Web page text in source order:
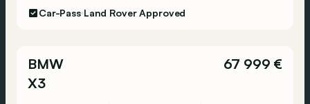
Car-Pass Land Rover Approved
BMW
X3
67 999 €